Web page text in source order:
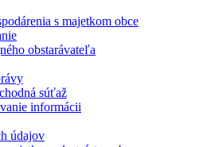
s majetkom obce
obstarávateľa
súťaž
informácii
údajov